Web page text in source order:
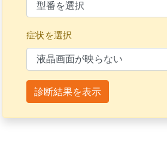
症状を選択
診断結果を表示